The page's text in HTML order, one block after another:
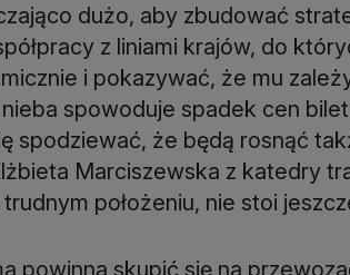
dużo, aby zbudować
z liniami krajów, do
i pokazywać, że mu
spowoduje spadek cen
spodziewać, że będą rosnąć
Marciszewska z katedry
położeniu, nie stoi
powinna skupić się na